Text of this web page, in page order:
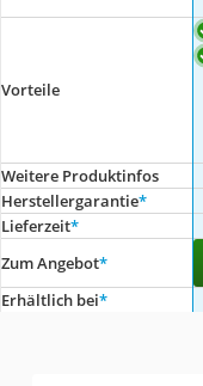
Vorteile
Weitere Produktinfos
Herstellergarantie*
Lieferzeit*
Zum Angebot*
Erhältlich bei*